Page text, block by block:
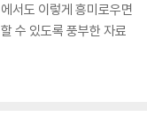
서도 이렇게 흥미로우면
수 있도록 풍부한 자료